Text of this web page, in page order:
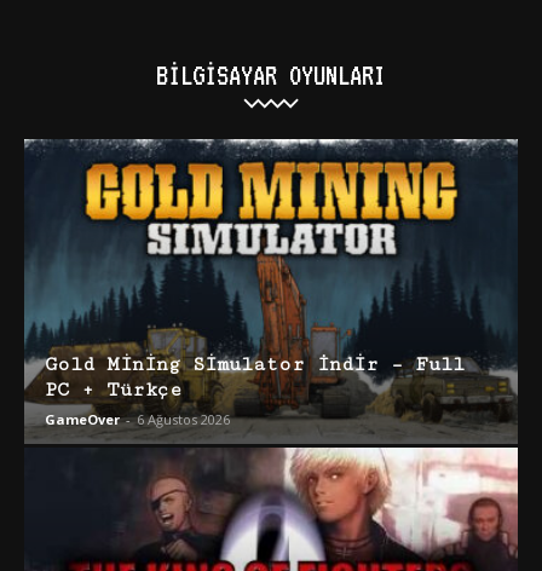
BILGISAYAR OYUNLARI
Gold Mining Simulator İndir – Full
PC + Türkçe
GameOver - 6 Ağustos 2026